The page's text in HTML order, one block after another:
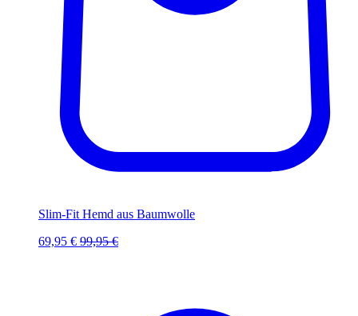
Slim-Fit Hemd aus Baumwolle
69,95 € 99,95 €